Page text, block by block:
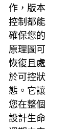
作，版本
控制都能
確保您的
原理圖可
恢復且處
於可控狀
態。它讓
您在整個
設計生命